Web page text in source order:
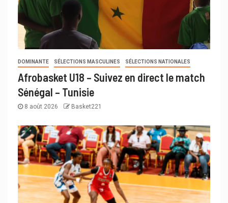
DOMINANTE SÉLECTIONS MASCULINES SÉLECTIONS NATIONALES
Afrobasket U18 – Suivez en direct le match
Sénégal – Tunisie
8 août 2026 Basket221